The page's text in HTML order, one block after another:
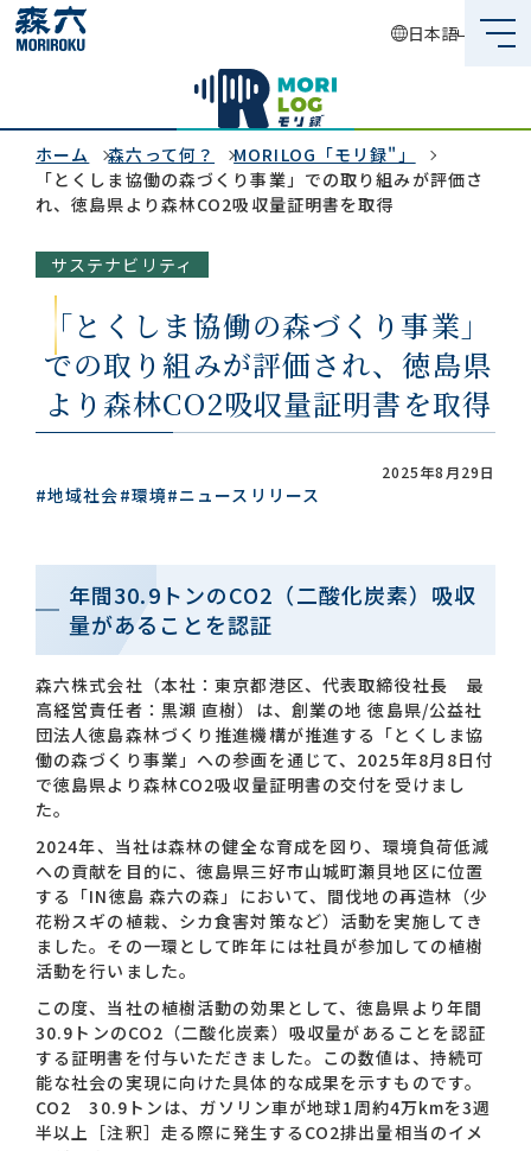
日本語
企業情報
事業内容
サステナビリティ
投資家情報
採用情報
グローバルネットワーク
お問い合わせ一覧
おすすめキーワード
#会社概要
#森六って何？
#グローバルネットワーク
#ダイバーシティ＆インクルージョン
#統合報告書
ホーム 森六って何？
MORILOG「モリ録"」
「とくしま協働の森づくり事業」での取り組みが評価さ
れ、徳島県より森林CO2吸収量証明書を取得
サステナビリティ
「とくしま協働の森づくり事業」
での取り組みが評価され、徳島県
より森林CO2吸収量証明書を取得
2025年8月29日
#地域社会#環境#ニュースリリース
年間30.9トンのCO2（二酸化炭素）吸収
量があることを認証
森六株式会社（本社：東京都港区、代表取締役社長 最
高経営責任者：黒瀨 直樹）は、創業の地 徳島県/公益社
団法人徳島森林づくり推進機構が推進する「とくしま協
働の森づくり事業」への参画を通じて、2025年8月8日付
で徳島県より森林CO2吸収量証明書の交付を受けまし
た。
2024年、当社は森林の健全な育成を図り、環境負荷低減
への貢献を目的に、徳島県三好市山城町瀬貝地区に位置
する「IN徳島 森六の森」において、間伐地の再造林（少
花粉スギの植栽、シカ食害対策など）活動を実施してき
ました。その一環として昨年には社員が参加しての植樹
活動を行いました。
この度、当社の植樹活動の効果として、徳島県より年間
30.9トンのCO2（二酸化炭素）吸収量があることを認証
する証明書を付与いただきました。この数値は、持続可
能な社会の実現に向けた具体的な成果を示すものです。
CO2 30.9トンは、ガソリン車が地球1周約4万kmを3週
半以上［注釈］走る際に発生するCO2排出量相当のイメ